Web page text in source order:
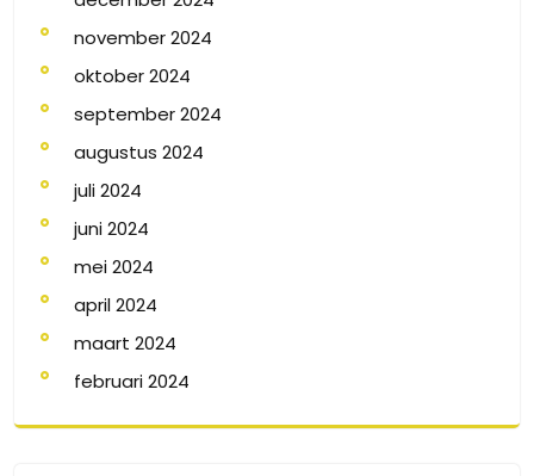
november 2024
oktober 2024
september 2024
augustus 2024
juli 2024
juni 2024
mei 2024
april 2024
maart 2024
februari 2024